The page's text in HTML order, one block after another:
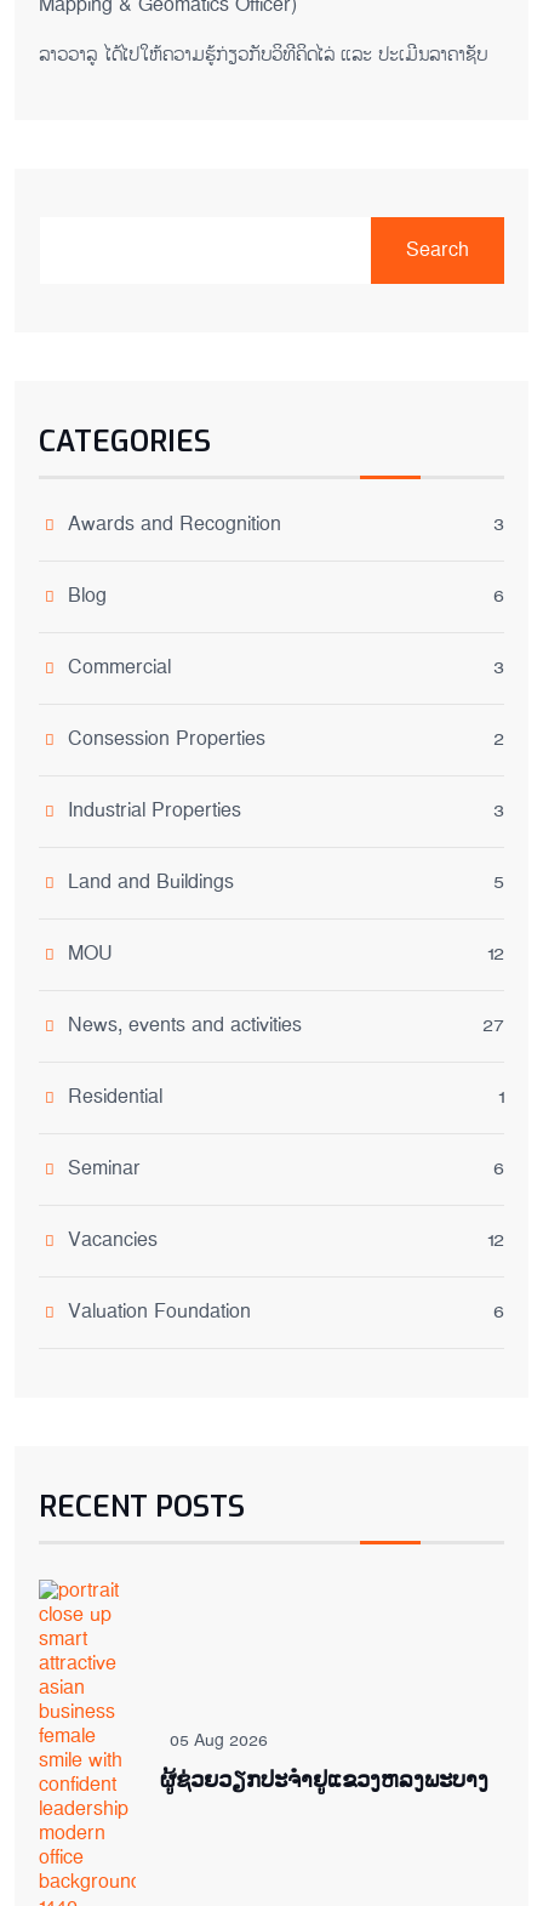
ລາວວາລູ ໄດ້ໄປໃຫ້ຄວາມຮູ້ກ່ຽວກັບວິທີຄິດໄລ່ ແລະ ປະເມີນລາຄາຊັບ
Search
CATEGORIES
Awards and Recognition 3
Blog 6
Commercial 3
Consession Properties 2
Industrial Properties 3
Land and Buildings 5
MOU 12
News, events and activities 27
Residential 1
Seminar 6
Vacancies 12
Valuation Foundation 6
RECENT POSTS
05 Aug 2026
ຜູ້ຊ່ວຍ​ວຽກປະ​ຈຳ​ຢູ​​ແຂວງຫລງ​ພະ​ບາງ